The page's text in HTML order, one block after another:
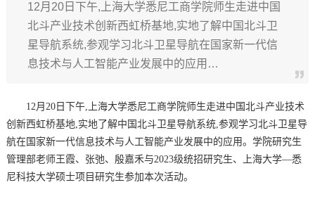
12月20日下午,上海大学悉尼工商学院师生走进中国
北斗产业技术创新西虹桥基地,实地了解中国北斗卫
星导航系统,参观学习北斗卫星导航在国家新一代信
息技术与人工智能产业发展中的应用…
12月20日下午,上海大学悉尼工商学院师生走进中国北斗产业技术
创新西虹桥基地,实地了解中国北斗卫星导航系统,参观学习北斗卫星导
航在国家新一代信息技术与人工智能产业发展中的应用。学院研究生
管理部老师王霞、张弛、殷嘉禾与2023级统招研究生、上海大学—悉
尼科技大学硕士项目研究生参加本次活动。